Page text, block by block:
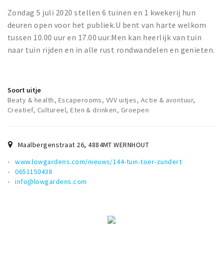
Uitjes & activiteiten
Toeristische routes
Natuurgebieden
Privacy
Zondag 5 juli 2020 stellen 6 tuinen en 1 kwekerij hun
deuren open voor het publiek.U bent van harte welkom
tussen 10.00 uur en 17.00 uur.Men kan heerlijk van tuin
naar tuin rijden en in alle rust rondwandelen en genieten.
Soort uitje
Beaty & health, Escaperooms, VVV uitjes, Actie & avontuur,
Creatief, Cultureel, Eten & drinken, Groepen
Maalbergenstraat 26,4884MT WERNHOUT
www.lowgardens.com/nieuws/144-tuin-toer-zundert
0651150438
info@lowgardens.com